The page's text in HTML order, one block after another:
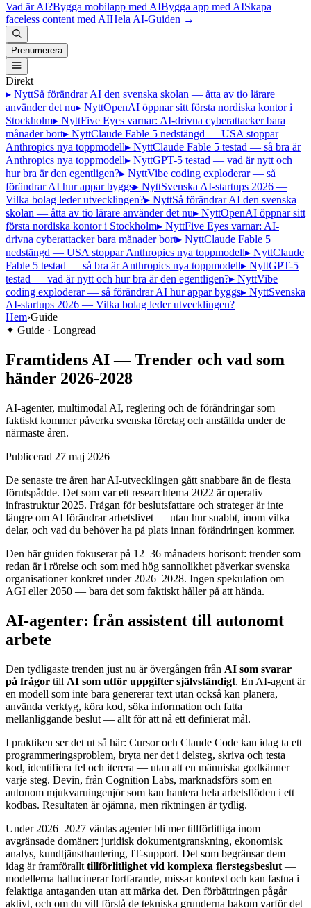
Vad är AI?Bygga mobilapp med AIBygga app med AISkapa
faceless content med AIHela AI-Guiden →
Prenumerera
Direkt
▸ NyttSå förändrar AI den svenska skolan — åtta av tio lärare
använder det nu▸ NyttOpenAI öppnar sitt första nordiska kontor i
Stockholm▸ NyttFive Eyes varnar: AI-drivna cyberattacker bara
månader bort▸ NyttClaude Fable 5 nedstängd — USA stoppar
Anthropics nya toppmodell▸ NyttClaude Fable 5 testad — så bra är
Anthropics nya toppmodell▸ NyttGPT-5 testad — vad är nytt och
hur bra är den egentligen?▸ NyttVibe coding exploderar — så
förändrar AI hur appar byggs▸ NyttSvenska AI-startups 2026 —
Vilka bolag leder utvecklingen?▸ NyttSå förändrar AI den svenska
skolan — åtta av tio lärare använder det nu▸ NyttOpenAI öppnar sitt
första nordiska kontor i Stockholm▸ NyttFive Eyes varnar: AI-
drivna cyberattacker bara månader bort▸ NyttClaude Fable 5
nedstängd — USA stoppar Anthropics nya toppmodell▸ NyttClaude
Fable 5 testad — så bra är Anthropics nya toppmodell▸ NyttGPT-5
testad — vad är nytt och hur bra är den egentligen?▸ NyttVibe
coding exploderar — så förändrar AI hur appar byggs▸ NyttSvenska
AI-startups 2026 — Vilka bolag leder utvecklingen?
Hem›Guide
✦ Guide · Longread
Framtidens AI — Trender och vad som
händer 2026-2028
AI-agenter, multimodal AI, reglering och de förändringar som
faktiskt kommer påverka svenska företag och anställda under de
närmaste åren.
Publicerad 27 maj 2026
De senaste tre åren har AI-utvecklingen gått snabbare än de flesta
förutspådde. Det som var ett researchtema 2022 är operativ
infrastruktur 2025. Frågan för beslutsfattare och strateger är inte
längre om AI förändrar arbetslivet — utan hur snabbt, inom vilka
delar, och vad du behöver ha på plats innan förändringen kommer.
Den här guiden fokuserar på 12–36 månaders horisont: trender som
redan är i rörelse och som med hög sannolikhet påverkar svenska
organisationer konkret under 2026–2028. Ingen spekulation om
AGI eller 2050 — bara det som faktiskt håller på att hända.
AI-agenter: från assistent till autonomt
arbete
Den tydligaste trenden just nu är övergången från AI som svarar
på frågor till AI som utför uppgifter självständigt. En AI-agent är
en modell som inte bara genererar text utan också kan planera,
använda verktyg, köra kod, söka information och fatta
mellanliggande beslut — allt för att nå ett definierat mål.
I praktiken ser det ut så här: Cursor och Claude Code kan idag ta ett
programmeringsproblem, bryta ner det i delsteg, skriva och testa
kod, identifiera fel och iterera — utan att en människa godkänner
varje steg. Devin, från Cognition Labs, marknadsförs som en
autonom mjukvaruingenjör som kan hantera hela arbetsflöden i ett
kodbas. Resultaten är ojämna, men riktningen är tydlig.
Under 2026–2027 väntas agenter bli mer tillförlitliga inom
avgränsade domäner: juridisk dokumentgranskning, ekonomisk
analys, kundtjänsthantering, IT-support. Det som begränsar dem
idag är framförallt tillförlitlighet vid komplexa flerstegsbeslut —
modellerna hallucinerar fortfarande, missar kontext och kan fastna i
felaktiga antaganden utan att märka det. Den förbättringen pågår
aktivt, och om du vill förstå de tekniska grunderna bakom varför det